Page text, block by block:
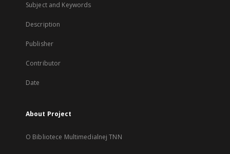
Subject and Keywords
Description
Publisher
Contributor
Date
About Project
O Bibliotece Multimedialnej TNN